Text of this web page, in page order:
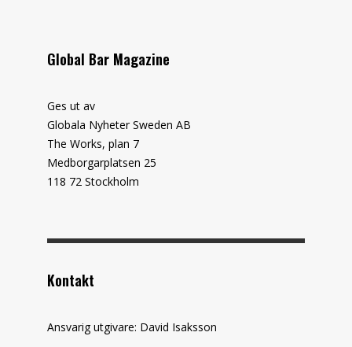
Global Bar Magazine
Ges ut av
Globala Nyheter Sweden AB
The Works, plan 7
Medborgarplatsen 25
118 72 Stockholm
Kontakt
Ansvarig utgivare: David Isaksson